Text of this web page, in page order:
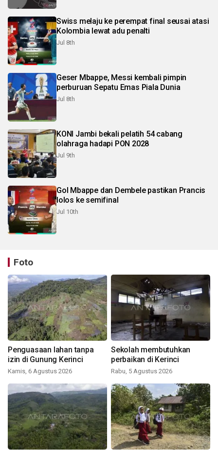
Swiss melaju ke perempat final seusai atasi
Kolombia lewat adu penalti
Jul 8th
Geser Mbappe, Messi kembali pimpin
perburuan Sepatu Emas Piala Dunia
Jul 8th
KONI Jambi bekali pelatih 54 cabang
olahraga hadapi PON 2028
Jul 9th
Gol Mbappe dan Dembele pastikan Prancis
lolos ke semifinal
Jul 10th
Foto
Penguasaan lahan tanpa
izin di Gunung Kerinci
Kamis, 6 Agustus 2026
Sekolah membutuhkan
perbaikan di Kerinci
Rabu, 5 Agustus 2026